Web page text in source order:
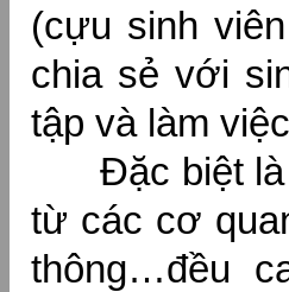
(cựu sinh
chia sẻ với
tập và làm
Đặc biệt là
từ các cơ
thông…đều